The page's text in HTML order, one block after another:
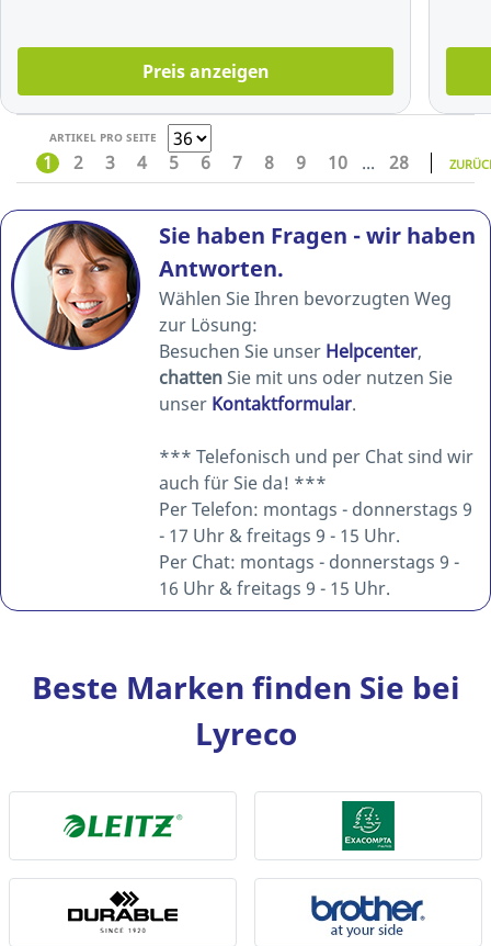
Preis anzeigen
ARTIKEL PRO SEITE
1 2 3 4 5 6 7 8 9 10 ... 28
Sie haben Fragen - wir haben
Antworten.
Wählen Sie Ihren bevorzugten Weg
zur Lösung:
Besuchen Sie unser Helpcenter,
chattenSie mit uns oder nutzen Sie
unser Kontaktformular.
*** Telefonisch und per Chat sind wir
auch für Sie da! ***
Per Telefon: montags - donnerstags 9
- 17 Uhr & freitags 9 - 15 Uhr.
Per Chat: montags - donnerstags 9 -
16 Uhr & freitags 9 - 15 Uhr.
Beste Marken finden Sie bei
Lyreco